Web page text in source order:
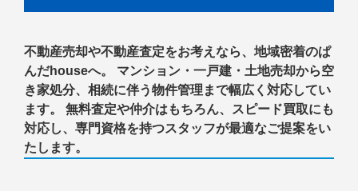
不動産売却や不動産査定をお考えなら、地域密着のぱ
んだhouseへ。 マンション・一戸建・土地売却から空
き家処分、相続に伴う物件管理まで幅広く対応してい
ます。 無料査定や仲介はもちろん、スピード買取にも
対応し、専門資格を持つスタッフが最適なご提案をい
たします。